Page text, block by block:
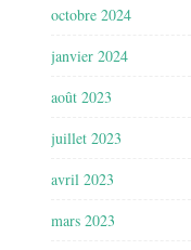
octobre 2024
janvier 2024
août 2023
juillet 2023
avril 2023
mars 2023